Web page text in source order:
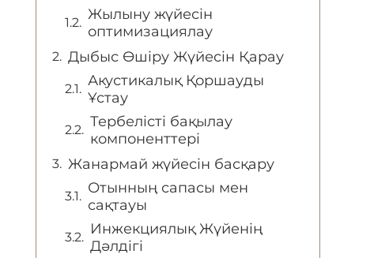
Жылыну жүйесін
оптимизациялау
Дыбыс Өшіру Жүйесін Қарау
Акустикалық Қоршауды
Ұстау
Тербелісті бақылау
компоненттері
Жанармай жүйесін басқару
Отынның сапасы мен
сақтауы
Инжекциялық Жүйенің
Дәлдігі